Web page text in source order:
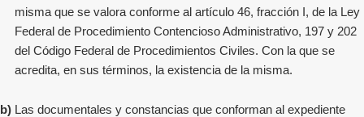
misma que se valora conforme al artículo 46, fracción I, de la Ley
Federal de Procedimiento Contencioso Administrativo, 197 y 202
del Código Federal de Procedimientos Civiles. Con la que se
acredita, en sus términos, la existencia de la misma.
b) Las documentales y constancias que conforman al expediente